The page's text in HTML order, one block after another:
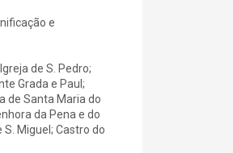
e
de S. Pedro;
Grada e Paul;
de Santa Maria do
da Pena e do
Miguel; Castro do